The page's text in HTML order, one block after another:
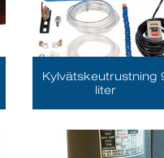
Kylvätskeutrustning
liter